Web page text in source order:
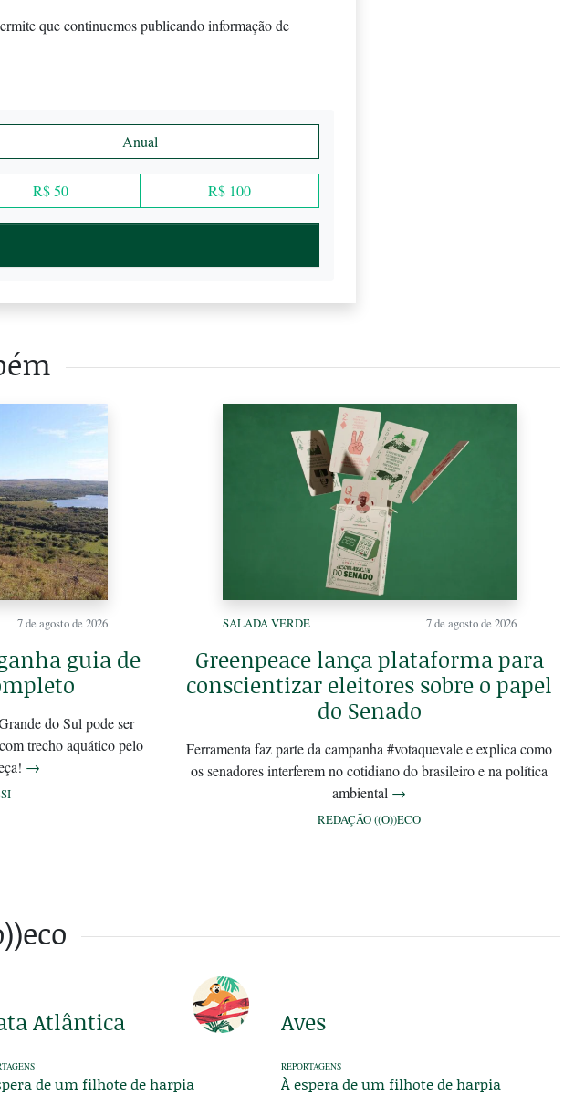
que continuemos publicando informação de
Anual
R$ 50 R$ 100
7 de agosto de 2026
guia de
do Sul pode ser
trecho aquático pelo
→
SALADA VERDE 7 de agosto de 2026
Greenpeace lança plataforma para
conscientizar eleitores sobre o papel
do Senado
Ferramenta faz parte da campanha #votaquevale e explica como
os senadores interferem no cotidiano do brasileiro e na política
ambiental →
REDAÇÃO ((O))ECO
Atlântica
de um filhote de harpia
Aves
REPORTAGENS
À espera de um filhote de harpia